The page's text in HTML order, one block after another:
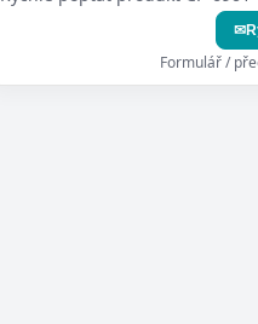
✉
Formulář /